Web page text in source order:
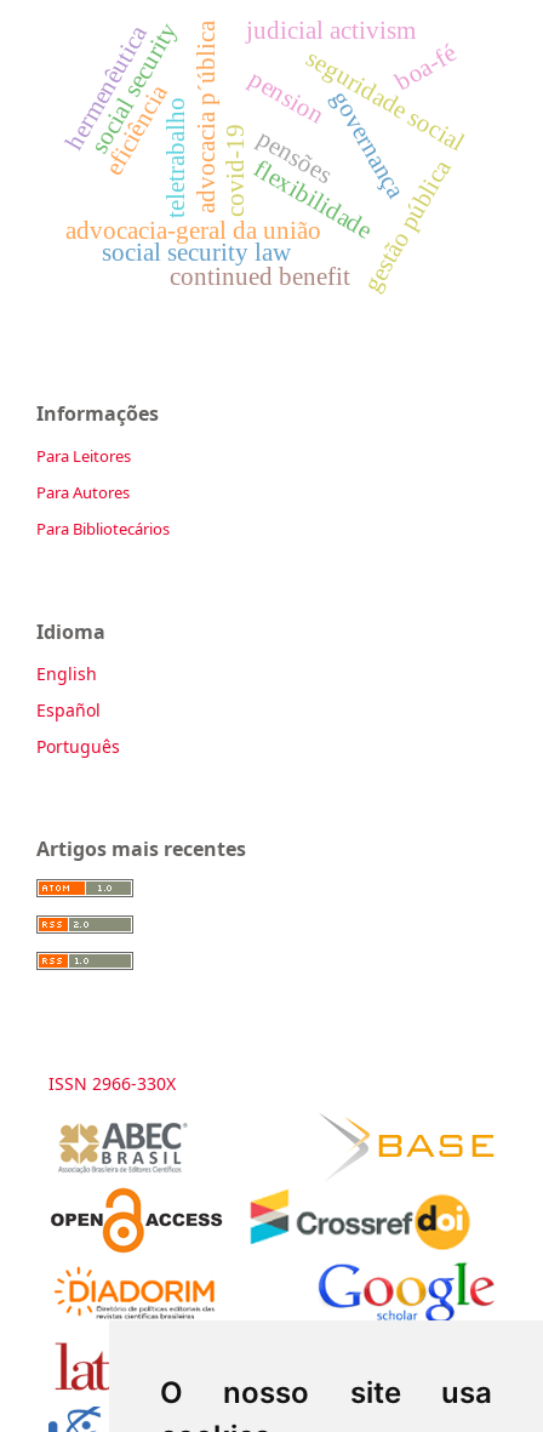
O nosso site usa
teletrabalho
advocacia-geral da união
covid-19flexibilidade
eficiência seguridade social
advocacia p´ública
gestão pública
social security
social security law
pension
hermenêutica boa-fé
pensões
continued benefit
judicial activism
governança
Informações
Para Leitores
Para Autores
Para Bibliotecários
Idioma
English
Español
Português
Artigos mais recentes
ISSN 2966-330X